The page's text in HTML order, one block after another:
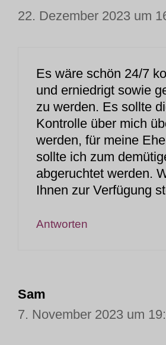
22. Dezember 2023 um
Es wäre schön 24/7
und erniedrigt sowie
zu werden. Es sollte
Kontrolle über mich
werden, für meine
sollte ich zum
abgeruchtet werden.
Ihnen zur Verfügung
Antworten
Sam
7. November 2023 um